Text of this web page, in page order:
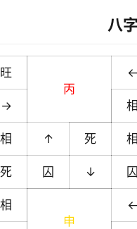
八
旺
丙
←
→ 相
相 ↑ 死 相
死 囚 ↓ 囚
相
申
←